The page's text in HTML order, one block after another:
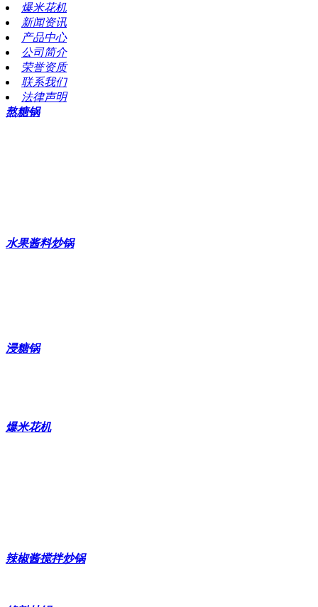
爆米花机
新闻资讯
产品中心
公司简介
荣誉资质
联系我们
法律声明
熬糖锅
水果酱料炒锅
浸糖锅
爆米花机
辣椒酱搅拌炒锅